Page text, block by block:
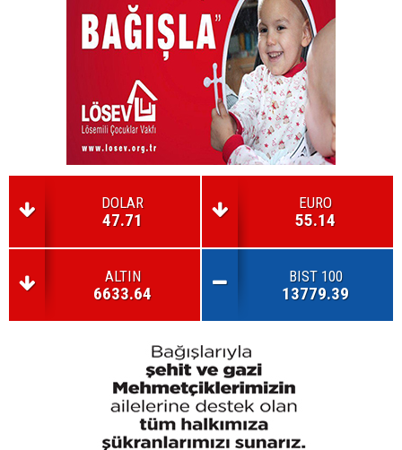
DOLAR
47.71
EURO
55.14
ALTIN
6633.64
BIST 100
13779.39